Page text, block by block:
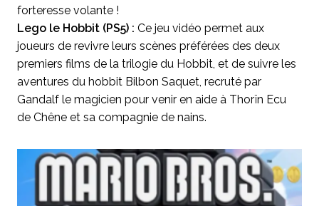
forteresse volante !
Lego le Hobbit (PS5) : Ce jeu vidéo permet aux
joueurs de revivre leurs scènes préférées des deux
premiers films de la trilogie du Hobbit, et de suivre les
aventures du hobbit Bilbon Saquet, recruté par
Gandalf le magicien pour venir en aide à Thorïn Ecu
de Chêne et sa compagnie de nains.